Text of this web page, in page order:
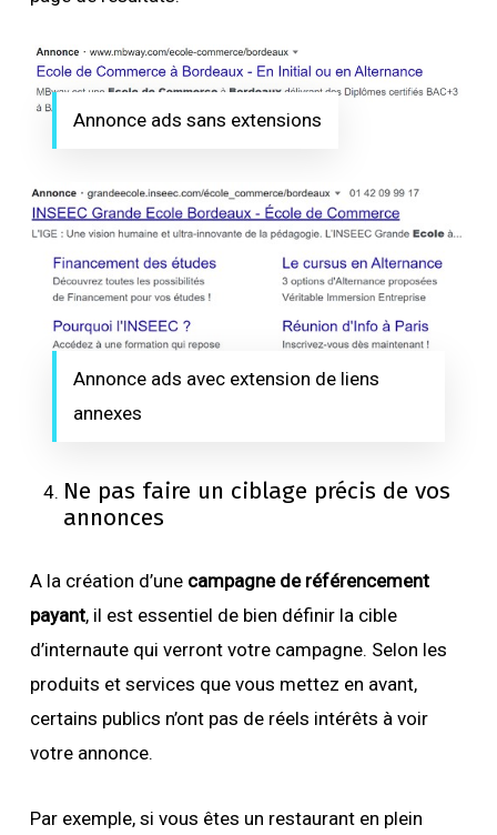
Annonce ads sans extensions
Annonce ads avec extension de liens
annexes
Ne pas faire un ciblage précis de vos
annonces
A la création d’une campagne de référencement
payant, il est essentiel de bien définir la cible
d’internaute qui verront votre campagne. Selon les
produits et services que vous mettez en avant,
certains publics n’ont pas de réels intérêts à voir
votre annonce.
Par exemple, si vous êtes un restaurant en plein